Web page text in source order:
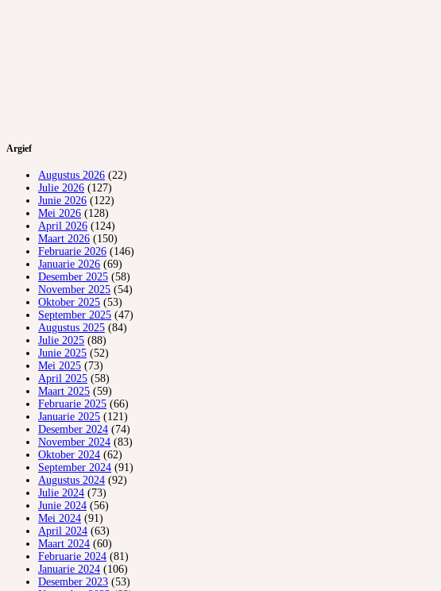
Argief
Augustus 2026 (22)
Julie 2026 (127)
Junie 2026 (122)
Mei 2026 (128)
April 2026 (124)
Maart 2026 (150)
Februarie 2026 (146)
Januarie 2026 (69)
Desember 2025 (58)
November 2025 (54)
Oktober 2025 (53)
September 2025 (47)
Augustus 2025 (84)
Julie 2025 (88)
Junie 2025 (52)
Mei 2025 (73)
April 2025 (58)
Maart 2025 (59)
Februarie 2025 (66)
Januarie 2025 (121)
Desember 2024 (74)
November 2024 (83)
Oktober 2024 (62)
September 2024 (91)
Augustus 2024 (92)
Julie 2024 (73)
Junie 2024 (56)
Mei 2024 (91)
April 2024 (63)
Maart 2024 (60)
Februarie 2024 (81)
Januarie 2024 (106)
Desember 2023 (53)